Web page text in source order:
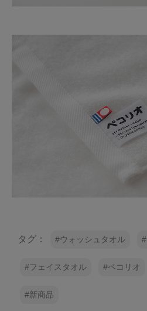
タグ： ウォッシュタオル
フェイスタオル ペコリオ
新商品